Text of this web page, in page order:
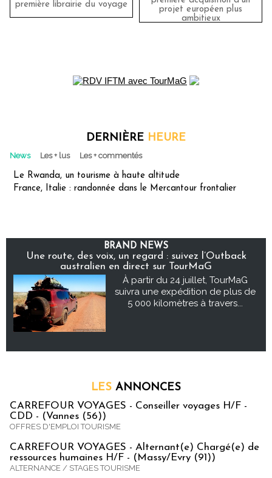
première librairie du voyage
projet européen plus
ambitieux
DERNIÈRE HEURE
News Les + lus Les + commentés
Le Rwanda, un tourisme à haute altitude
France, Italie : randonnée dans le Mercantour frontalier
BRAND NEWS
Une route, des voix, un regard : suivez l’Outback
australien en direct sur TourMaG
À partir du 24 juillet, TourMaG
suivra une expédition de plus de
5 000 kilomètres à travers...
LES ANNONCES
CARREFOUR VOYAGES - Conseiller voyages H/F -
CDD - (Vannes (56))
OFFRES D'EMPLOI TOURISME
CARREFOUR VOYAGES - Alternant(e) Chargé(e) de
ressources humaines H/F - (Massy/Evry (91))
ALTERNANCE / STAGES TOURISME